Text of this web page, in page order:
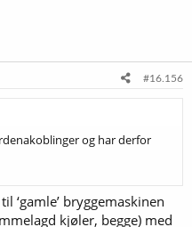
#16.156
og har derfor
‘gamle’ bryggemaskinen
kjøler, begge) med